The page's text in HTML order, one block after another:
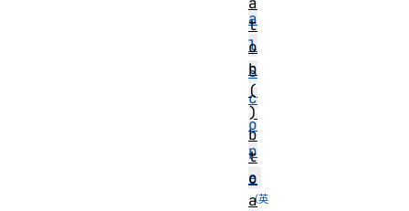
a
l
S
c
o
p
e
t
o
b
(
)
b
t
o
a